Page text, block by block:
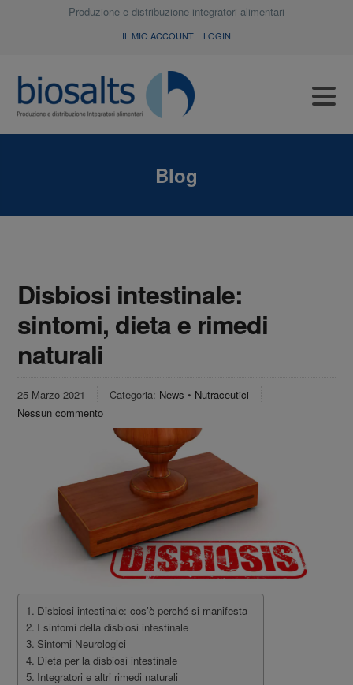
Produzione e distribuzione integratori alimentari
IL MIO ACCOUNT LOGIN
Blog
Disbiosi intestinale:
sintomi, dieta e rimedi
naturali
25 Marzo 2021 Categoria: News • Nutraceutici
Nessun commento
Disbiosi intestinale: cos’è perché si manifesta
I sintomi della disbiosi intestinale
Sintomi Neurologici
Dieta per la disbiosi intestinale
Integratori e altri rimedi naturali